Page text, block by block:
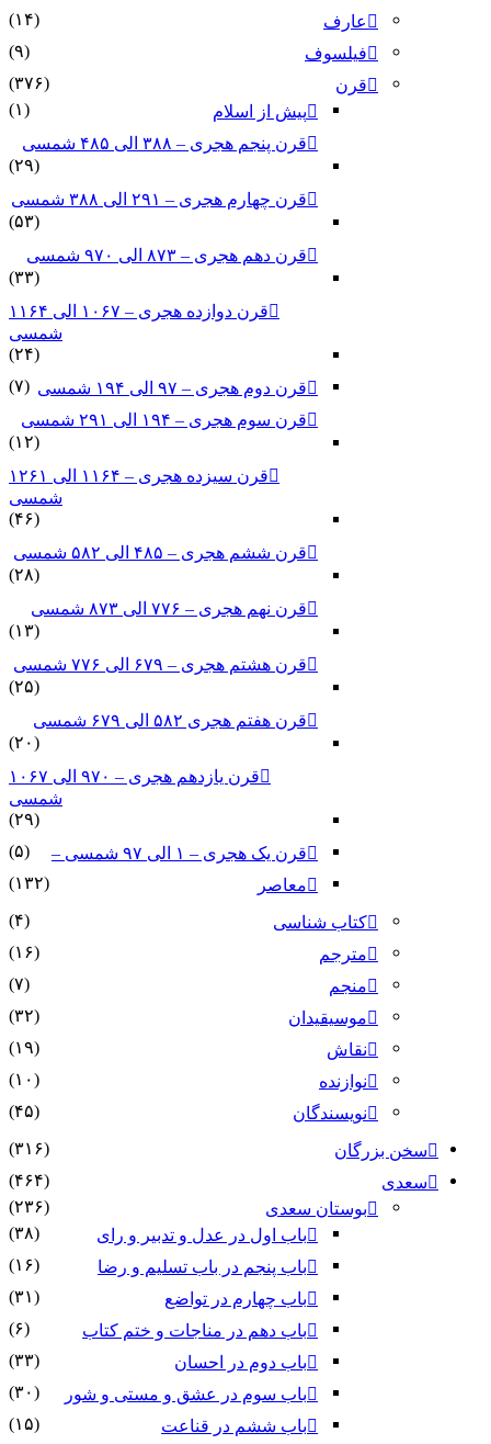
عارف
(۱۴)
فیلسوف
(۹)
قرن
(۳۷۶)
پیش از اسلام
(۱)
قرن پنجم هجری – ۳۸۸ الی ۴۸۵ شمسی
(۲۹)
قرن چهارم هجری – ۲۹۱ الی ۳۸۸ شمسی
(۵۳)
قرن دهم هجری – ۸۷۳ الی ۹۷۰ شمسی
(۳۳)
قرن دوازده هجری – ۱۰۶۷ الی ۱۱۶۴
شمسی
(۲۴)
قرن دوم هجری – ۹۷ الی ۱۹۴ شمسی
(۷)
قرن سوم هجری – ۱۹۴ الی ۲۹۱ شمسی
(۱۲)
قرن سیزده هجری – ۱۱۶۴ الی ۱۲۶۱
شمسی
(۴۶)
قرن ششم هجری – ۴۸۵ الی ۵۸۲ شمسی
(۲۸)
قرن نهم هجری – ۷۷۶ الی ۸۷۳ شمسی
(۱۳)
قرن هشتم هجری – ۶۷۹ الی ۷۷۶ شمسی
(۲۵)
قرن هفتم هجری ۵۸۲ الی ۶۷۹ شمسی
(۲۰)
قرن یازدهم هجری – ۹۷۰ الی ۱۰۶۷
شمسی
(۲۹)
قرن یک هجری – ۱ الی ۹۷ شمسی –
(۵)
معاصر
(۱۳۲)
کتاب شناسی
(۴)
مترجم
(۱۶)
منجم
(۷)
موسیقیدان
(۳۲)
نقاش
(۱۹)
نوازنده
(۱۰)
نویسندگان
(۴۵)
سخن بزرگان
(۳۱۶)
سعدی
(۴۶۴)
بوستان سعدی
(۲۳۶)
باب اول در عدل و تدبیر و رای
(۳۸)
باب پنجم در باب تسلیم و رضا
(۱۶)
باب چهارم در تواضع
(۳۱)
باب دهم در مناجات و ختم کتاب
(۶)
باب دوم در احسان
(۳۳)
باب سوم در عشق و مستی و شور
(۳۰)
باب ششم در قناعت
(۱۵)